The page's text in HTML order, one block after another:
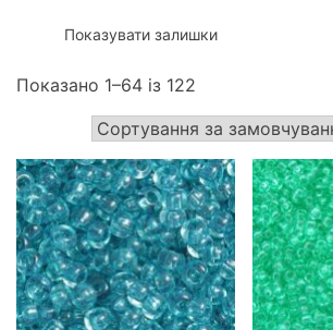
Показувати залишки
Показано 1–64 із 122